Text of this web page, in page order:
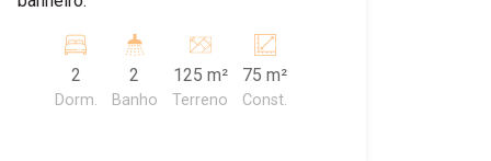
2
Dorm.
2
Banho
125 m²
Terreno
75 m²
Const.